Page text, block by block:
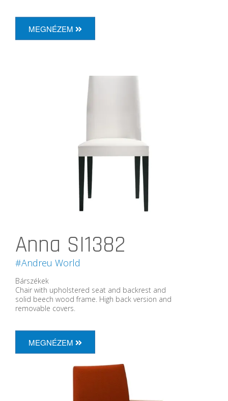
MEGNÉZEM
Anna SI1382
#Andreu World
Bárszékek
Chair with upholstered seat and backrest and
solid beech wood frame. High back version and
removable covers.
MEGNÉZEM